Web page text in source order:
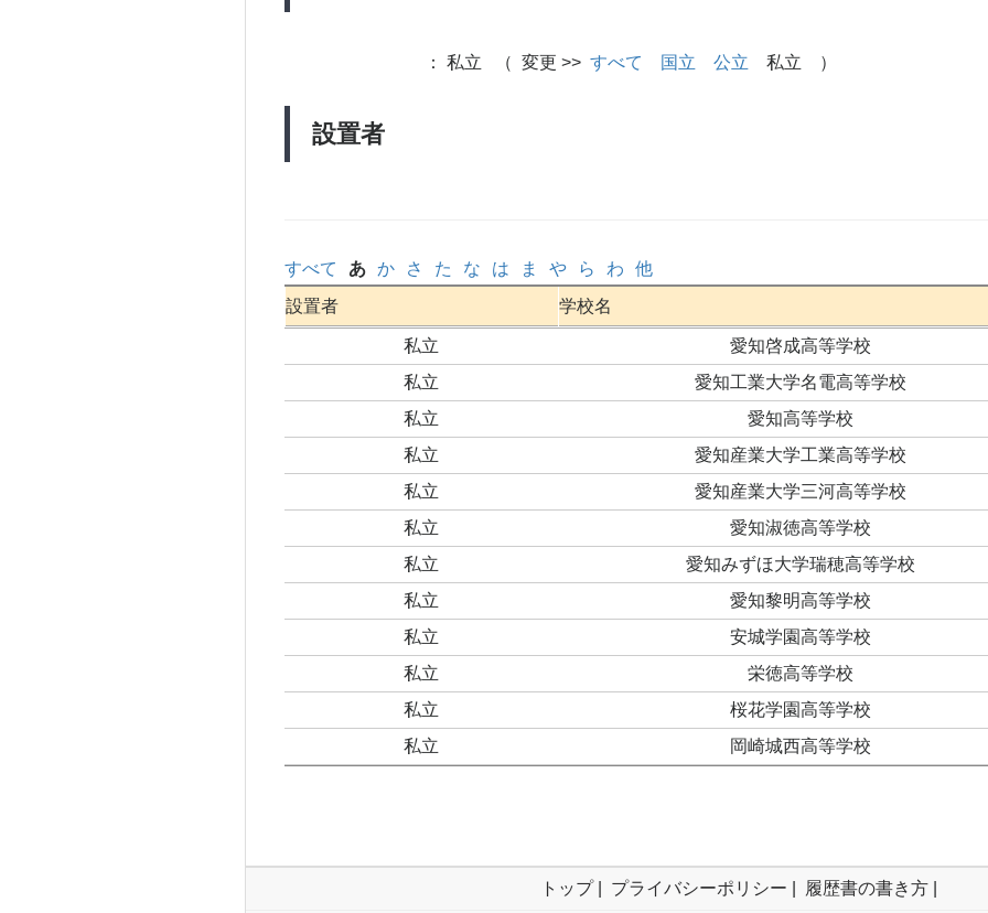
設置者
： 私立 （ 変更 >> すべて 国立 公立 私立 ）
すべて あ か さ た な は ま や ら わ
他
設置者
学校名
私立
愛知啓成高等学校
私立
愛知工業大学名電高等学校
私立
愛知高等学校
私立
愛知産業大学工業高等学校
私立
愛知産業大学三河高等学校
私立
愛知淑徳高等学校
私立
愛知みずほ大学瑞穂高等学校
私立
愛知黎明高等学校
私立
安城学園高等学校
私立
栄徳高等学校
私立
桜花学園高等学校
私立
岡崎城西高等学校
トップ| プライバシーポリシー 履歴書の書き方